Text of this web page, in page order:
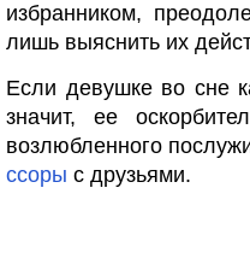
избранником,
лишь выяснить их
Если девушке во сне
значит, ее
возлюбленного
ссоры с друзьями.